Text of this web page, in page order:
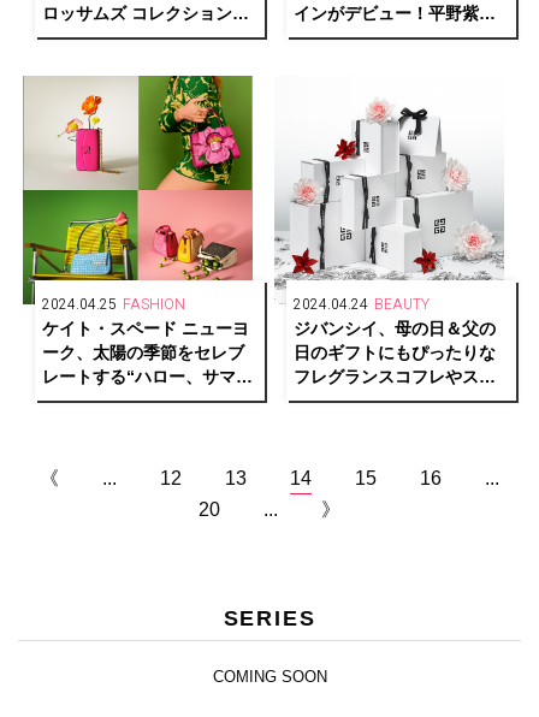
ロッサムズ コレクション」
限定登場
インがデビュー！平野紫耀
（Number_i）が広告キャラ
2024.04.25 FASHION
ケイト・スペード ニューヨ
ーク、太陽の季節をセレブ
レートする“ハロー、サマ
ー！”コレクションを発売
2024.04.24 BEAUTY
ジバンシイ、母の日＆父の
日のギフトにもぴったりな
フレグランスコフレやスキ
ンケアセットが限定登場
《 ... 12 13 14 15 16
...
20
... 》
SERIES
COMING SOON